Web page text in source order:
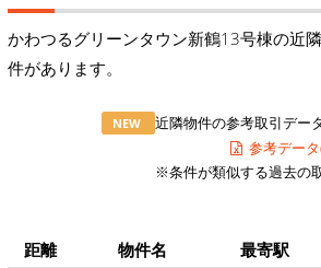
かわつるグリーンタウン新鶴13号棟の近
件があります。
NEW
近隣物件の参考取引デー
参考デー
※条件が類似する過去の
距離 物件名 最寄駅